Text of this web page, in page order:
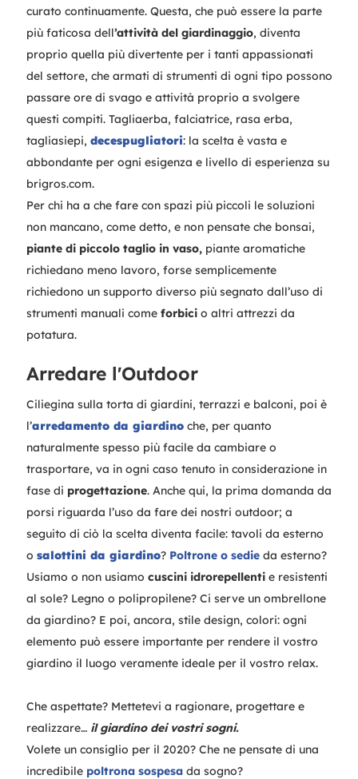
curato continuamente. Questa, che può essere la parte
più faticosa dell’attività del giardinaggio, diventa
proprio quella più divertente per i tanti appassionati
del settore, che armati di strumenti di ogni tipo possono
passare ore di svago e attività proprio a svolgere
questi compiti. Tagliaerba, falciatrice, rasa erba,
tagliasiepi, decespugliatori: la scelta è vasta e
abbondante per ogni esigenza e livello di esperienza su
brigros.com.
Per chi ha a che fare con spazi più piccoli le soluzioni
non mancano, come detto, e non pensate che bonsai,
piante di piccolo taglio in vaso, piante aromatiche
richiedano meno lavoro, forse semplicemente
richiedono un supporto diverso più segnato dall’uso di
strumenti manuali come forbicio altri attrezzi da
potatura.
Arredare l'Outdoor
Ciliegina sulla torta di giardini, terrazzi e balconi, poi è
l’arredamento da giardino che, per quanto
naturalmente spesso più facile da cambiare o
trasportare, va in ogni caso tenuto in considerazione in
fase di progettazione. Anche qui, la prima domanda da
porsi riguarda l’uso da fare dei nostri outdoor; a
seguito di ciò la scelta diventa facile: tavoli da esterno
o salottini da giardino? Poltrone o sedieda esterno?
Usiamo o non usiamo cuscini idrorepellentie resistenti
al sole? Legno o polipropilene? Ci serve un ombrellone
da giardino? E poi, ancora, stile design, colori: ogni
elemento può essere importante per rendere il vostro
giardino il luogo veramente ideale per il vostro relax.
Che aspettate? Mettetevi a ragionare, progettare e
realizzare…il giardino dei vostri sogni.
Volete un consiglio per il 2020? Che ne pensate di una
incredibile poltrona sospesada sogno?